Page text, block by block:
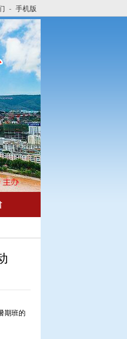
- 手机版
期班的